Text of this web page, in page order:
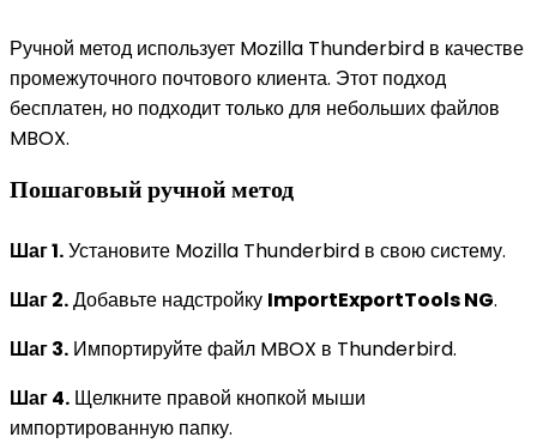
Ручной метод использует Mozilla Thunderbird в качестве
промежуточного почтового клиента. Этот подход
бесплатен, но подходит только для небольших файлов
MBOX.
Пошаговый ручной метод
Шаг 1.Установите Mozilla Thunderbird в свою систему.
Шаг 2.Добавьте надстройку ImportExportTools NG.
Шаг 3. Импортируйте файл MBOX в Thunderbird.
Шаг 4. Щелкните правой кнопкой мыши
импортированную папку.